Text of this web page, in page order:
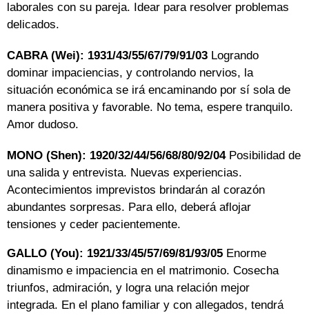
laborales con su pareja. Idear para resolver problemas
delicados.
CABRA (Wei): 1931/43/55/67/79/91/03 Logrando
dominar impaciencias, y controlando nervios, la
situación económica se irá encaminando por sí sola de
manera positiva y favorable. No tema, espere tranquilo.
Amor dudoso.
MONO (Shen): 1920/32/44/56/68/80/92/04 Posibilidad de
una salida y entrevista. Nuevas experiencias.
Acontecimientos imprevistos brindarán al corazón
abundantes sorpresas. Para ello, deberá aflojar
tensiones y ceder pacientemente.
GALLO (You): 1921/33/45/57/69/81/93/05 Enorme
dinamismo e impaciencia en el matrimonio. Cosecha
triunfos, admiración, y logra una relación mejor
integrada. En el plano familiar y con allegados, tendrá